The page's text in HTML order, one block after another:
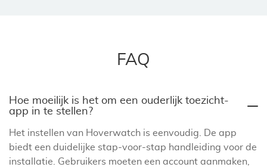
FAQ
Hoe moeilijk is het om een ouderlijk toezicht-
app in te stellen?
Het instellen van Hoverwatch is eenvoudig. De app
biedt een duidelijke stap-voor-stap handleiding voor de
installatie. Gebruikers moeten een account aanmaken,